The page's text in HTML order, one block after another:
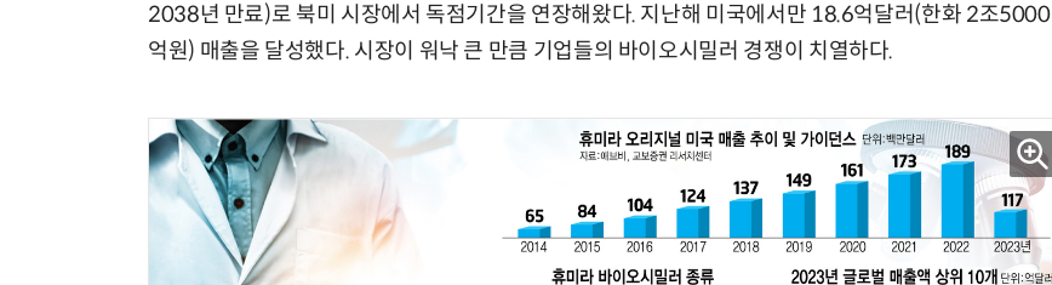
2038년 만료)로 북미 시장에서 독점기간을 연장해왔다. 지난해 미국에서만 18.6억달러(한화 2조5000
억원) 매출을 달성했다. 시장이 워낙 큰 만큼 기업들의 바이오시밀러 경쟁이 치열하다.